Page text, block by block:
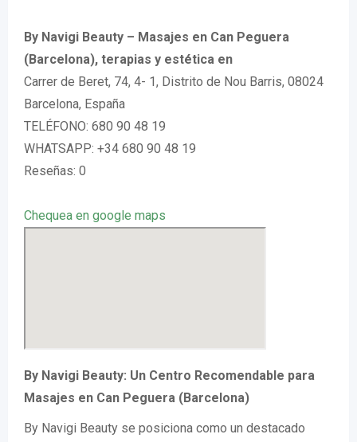
By Navigi Beauty – Masajes en Can Peguera
(Barcelona), terapias y estética en
Carrer de Beret, 74, 4- 1, Distrito de Nou Barris, 08024
Barcelona, España
TELÉFONO: 680 90 48 19
WHATSAPP: +34 680 90 48 19
Reseñas: 0
Chequea en google maps
By Navigi Beauty: Un Centro Recomendable para
Masajes en Can Peguera (Barcelona)
By Navigi Beauty se posiciona como un destacado